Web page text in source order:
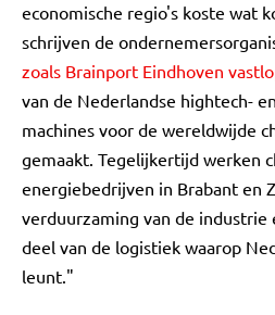
economische regio's koste wat
schrijven de
zoals Brainport Eindhoven
van de Nederlandse hightech-
machines voor de wereldwijde
gemaakt. Tegelijkertijd werken
energiebedrijven in Brabant en
verduurzaming van de
deel van de logistiek waarop
leunt."